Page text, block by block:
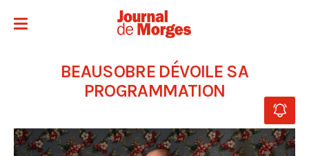
BEAUSOBRE DÉVOILE SA
PROGRAMMATION